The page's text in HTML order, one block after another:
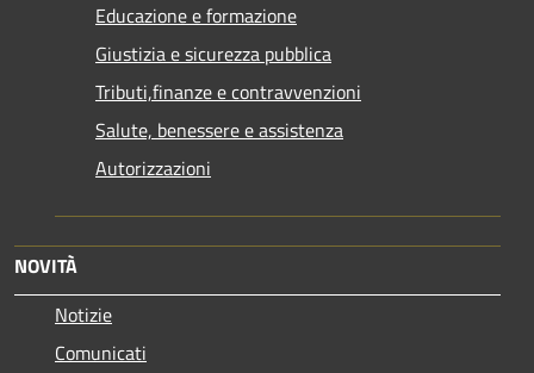
Educazione e formazione
Giustizia e sicurezza pubblica
Tributi,finanze e contravvenzioni
Salute, benessere e assistenza
Autorizzazioni
NOVITÀ
Notizie
Comunicati